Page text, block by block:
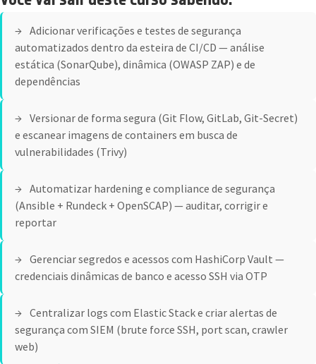
Adicionar verificações e testes de segurança
automatizados dentro da esteira de CI/CD — análise
estática (SonarQube), dinâmica (OWASP ZAP) e de
dependências
Versionar de forma segura (Git Flow, GitLab, Git-Secret)
e escanear imagens de containers em busca de
vulnerabilidades (Trivy)
Automatizar hardening e compliance de segurança
(Ansible + Rundeck + OpenSCAP) — auditar, corrigir e
reportar
Gerenciar segredos e acessos com HashiCorp Vault —
credenciais dinâmicas de banco e acesso SSH via OTP
Centralizar logs com Elastic Stack e criar alertas de
segurança com SIEM (brute force SSH, port scan, crawler
web)